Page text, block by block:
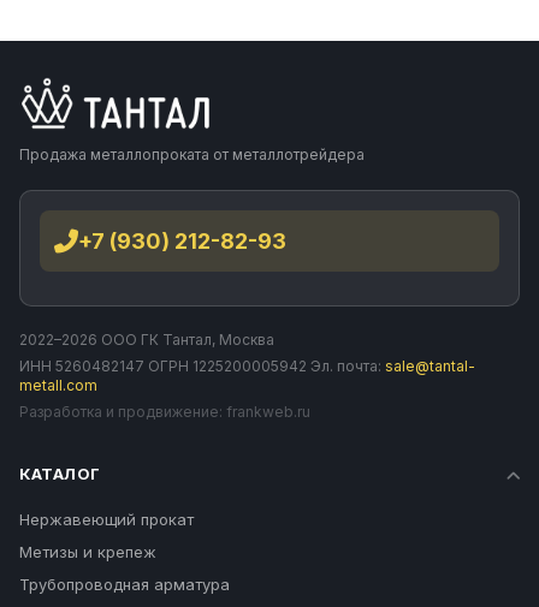
Продажа металлопроката от металлотрейдера
+7 (930) 212-82-93
2022–2026 ООО ГК Тантал, Москва
ИНН 5260482147 ОГРН 1225200005942 Эл. почта: sale@tantal-
metall.com
Разработка и продвижение: frankweb.ru
КАТАЛОГ
Нержавеющий прокат
Метизы и крепеж
Трубопроводная арматура